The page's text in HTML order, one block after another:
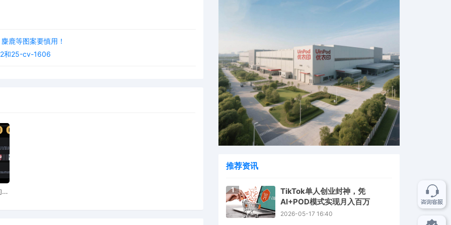
鹿等图案要慎用！
和25-cv-1606
推荐资讯
1
TikTok单人创业封神，凭
AI+POD模式实现月入百万
2026-05-17 16:40